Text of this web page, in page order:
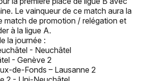
Le vainqueur de ce match aura la
match de promotion / relégation et
à la ligue A.
la journée :
- Neuchâtel
- Genève 2
de-Fonds – Lausanne 2